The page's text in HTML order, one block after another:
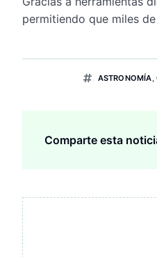
permitiendo que miles
ASTRONOMÍA,
Comparte esta